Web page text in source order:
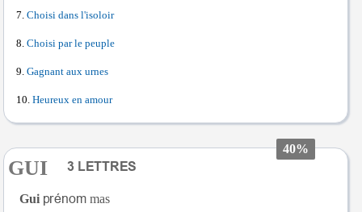
Choisi dans l'isoloir
Choisi par le peuple
Gagnant aux urnes
Heureux en amour
40%
GUI
Gui
mas